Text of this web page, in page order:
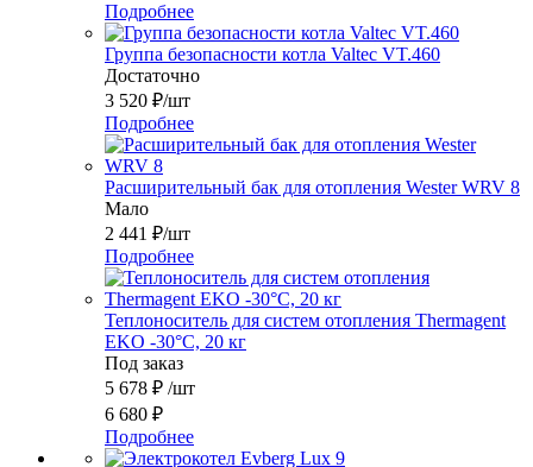
Подробнее
Группа безопасности котла Valtec VT.460
Достаточно
3 520 ₽/шт
Подробнее
Расширительный бак для отопления Wester WRV 8
Мало
2 441 ₽/шт
Подробнее
Теплоноситель для систем отопления Thermagent
EKO -30°C, 20 кг
Под заказ
5 678 ₽ /шт
6 680 ₽
Подробнее